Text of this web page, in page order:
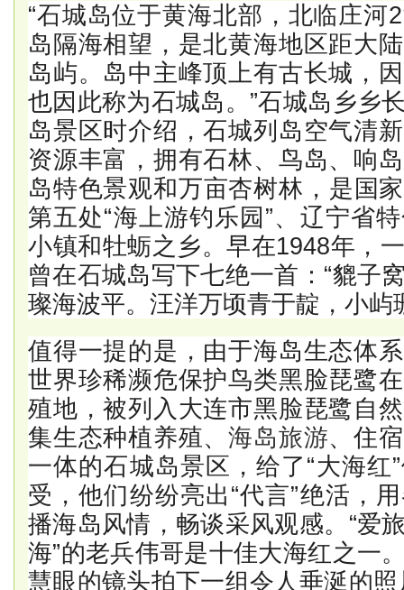
“石城岛位于黄海北部，北临庄河
岛隔海相望，是北黄海地区距大
岛屿。岛中主峰顶上有古长城，
也因此称为石城岛。”石城岛乡乡
岛景区时介绍，石城列岛空气清
资源丰富，拥有石林、鸟岛、响
岛特色景观和万亩杏树林，是国
第五处“海上游钓乐园”、辽宁省
小镇和牡蛎之乡。早在1948年，
曾在石城岛写下七绝一首：“貔子
璨海波平。汪洋万顷青于靛，小屿
值得一提的是，由于海岛生态体
世界珍稀濒危保护鸟类黑脸琵鹭在
殖地，被列入大连市黑脸琵鹭自
集生态种植养殖、海岛旅游、住
一体的石城岛景区，给了“大海红
受，他们纷纷亮出“代言”绝活，
播海岛风情，畅谈采风观感。“爱
海”的老兵伟哥是十佳大海红之一
慧眼的镜头拍下一组令人垂涎的